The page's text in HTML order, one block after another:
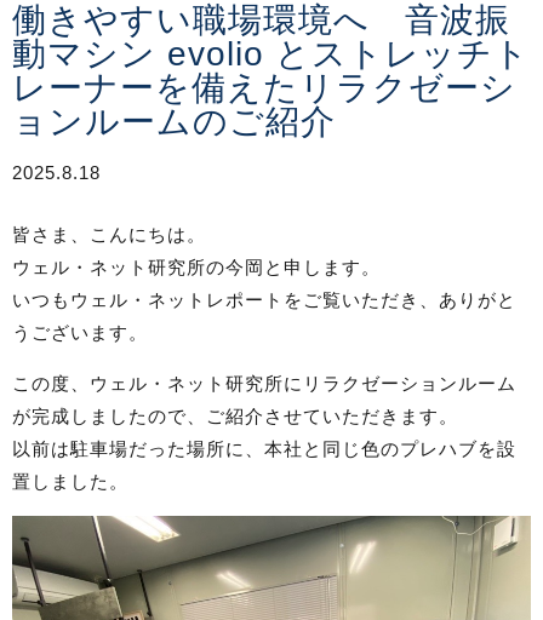
働きやすい職場環境へ 音波振
動マシン evolio とストレッチト
レーナーを備えたリラクゼーシ
ョンルームのご紹介
2025.8.18
皆さま、こんにちは。
ウェル・ネット研究所の今岡と申します。
いつもウェル・ネットレポートをご覧いただき、ありがと
うございます。
この度、ウェル・ネット研究所にリラクゼーションルーム
が完成しましたので、ご紹介させていただきます。
以前は駐車場だった場所に、本社と同じ色のプレハブを設
置しました。